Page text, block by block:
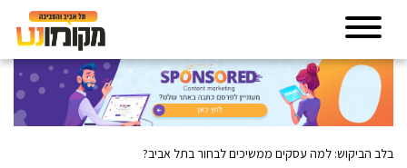
בלב הביקוש: למה עסקים ממשיכים לבחור בתל אביב?